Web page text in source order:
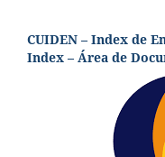
CUIDEN – Index de
Index – Área de